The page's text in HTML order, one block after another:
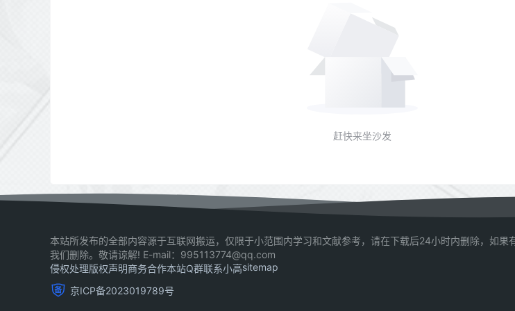
赶快来坐沙发
本站所发布的全部内容源于互联网搬运，仅限于小范围内学习和文献参考，请在下载后24小时内删除，如果
我们删除。敬请谅解! E-mail：995113774@qq.com
侵权处理版权声明商务合作本站Q群联系小高sitemap
京ICP备2023019789号